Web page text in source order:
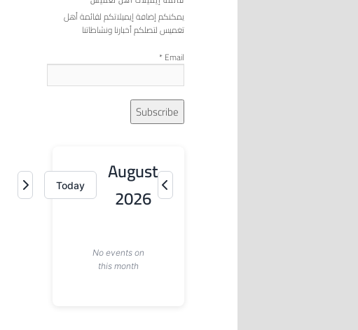
يمكنكم إضافة إيميلاتكم لقائمة أهل
تغميس لتصلكم أخبارنا ونشاطاتنا
Email
*
August
2026
Today
No events on
this month